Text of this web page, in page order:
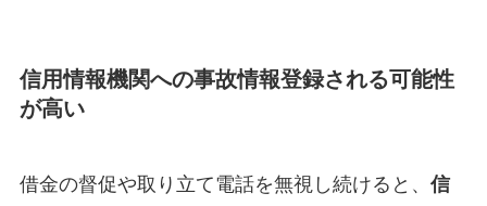
信用情報機関への事故情報登録される可能性
が高い
借金の督促や取り立て電話を無視し続けると、 信